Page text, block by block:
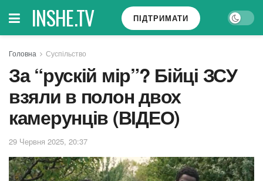
INSHE.TV ПІДТРИМАТИ
Головна Суспільство
За “рускій мір”? Бійці ЗСУ
взяли в полон двох
камерунців (ВІДЕО)
29 Червня 2025, 20:37